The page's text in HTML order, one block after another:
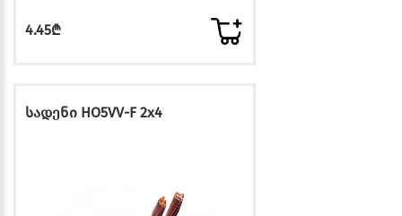
4.45₾
სადენი HO5VV-F 2x4